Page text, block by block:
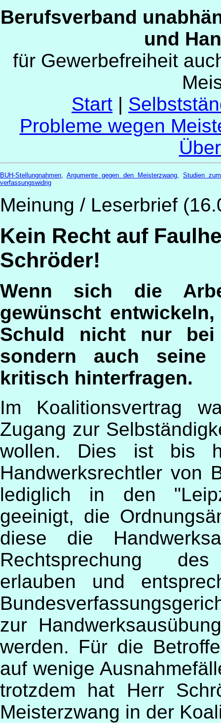
Berufsverband
und
für Gewerbefreiheit
Start |
Probleme wegen
BUH-Stellungnahmen ,Argumente gegen den Meisterzwang, Studien
verfassungswidrig
Meinung / Leserbrief
Kein Recht auf
Schröder!
Wenn sich die
gewünscht
Schuld nicht nur bei
sondern auch seine
kritisch hinterfragen.
Im Koalitionsvertrag
Zugang zur
wollen. Dies ist bis
Handwerksrechtler von
lediglich in den
geeinigt, die
diese die
Rechtsprechung des
erlauben und
zur
werden. Für die
auf wenige
trotzdem hat Herr
Meisterzwang in der